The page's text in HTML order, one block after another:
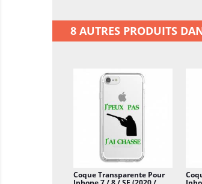
8 AUTRES PRODUITS
Coque Transparente Pour